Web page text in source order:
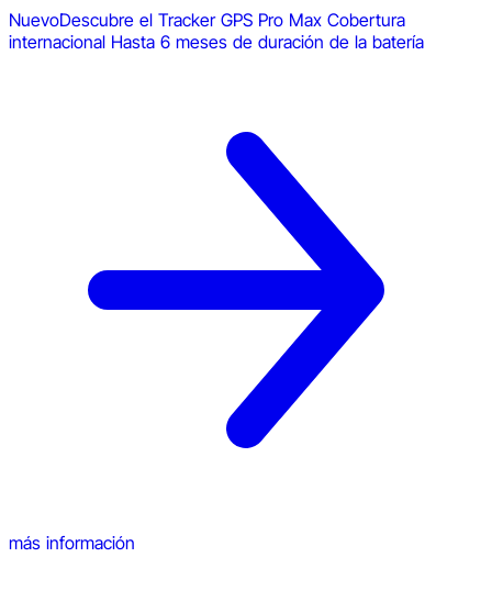
NuevoDescubre el Tracker GPS Pro Max Cobertura
internacional Hasta 6 meses de duración de la batería
más información